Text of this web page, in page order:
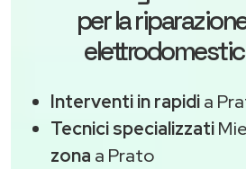
per la
Interventi in rapidia
Tecnici specializzati
zona a Prato